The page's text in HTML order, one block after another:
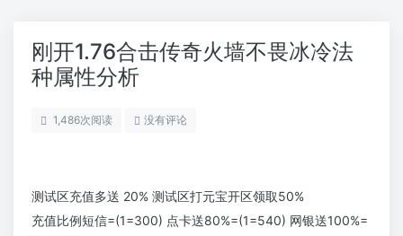
刚开1.76合击传奇火墙不畏冰冷法
种属性分析
1,486次阅读 没有评论
测试区充值多送 20% 测试区打元宝开区领取50%
充值比例短信=(1=300) 点卡送80%=(1=540) 网银送100%=